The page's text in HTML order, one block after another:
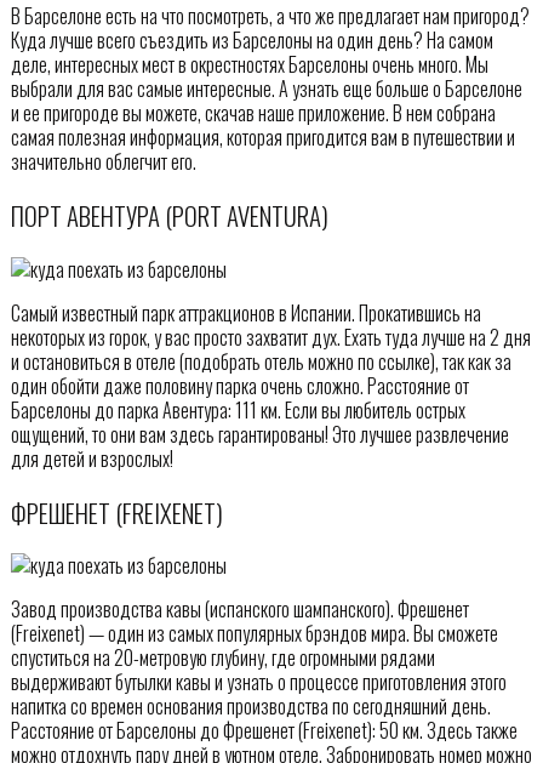
В Барселоне есть на что посмотреть, а что же предлагает нам пригород?
Куда лучше всего съездить из Барселоны на один день? На самом
деле, интересных мест в окрестностях Барселоны очень много. Мы
выбрали для вас самые интересные. А узнать еще больше о Барселоне
и ее пригороде вы можете, скачав наше приложение. В нем собрана
самая полезная информация, которая пригодится вам в путешествии и
значительно облегчит его.
ПОРТ АВЕНТУРА (PORT AVENTURA)
Самый известный парк аттракционов в Испании. Прокатившись на
некоторых из горок, у вас просто захватит дух. Ехать туда лучше на 2 дня
и остановиться в отеле (подобрать отель можно по ссылке), так как за
один обойти даже половину парка очень сложно. Расстояние от
Барселоны до парка Авентура: 111 км. Если вы любитель острых
ощущений, то они вам здесь гарантированы! Это лучшее развлечение
для детей и взрослых!
ФРЕШЕНЕТ (FREIXENET)
Завод производства кавы (испанского шампанского). Фрешенет
(Freixenet) — один из самых популярных брэндов мира. Вы сможете
спуститься на 20-метровую глубину, где огромными рядами
выдерживают бутылки кавы и узнать о процессе приготовления этого
напитка со времен основания производства по сегодняшний день.
Расстояние от Барселоны до Фрешенет (Freixenet): 50 км. Здесь также
можно отдохнуть пару дней в уютном отеле. Забронировать номер можно